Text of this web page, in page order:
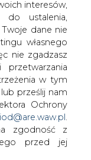
interesów,
ustalenia,
dane nie
własnego
nie zgadzasz
w tym
prześlij nam
Ochrony
iod@are.waw.pl
zgodność z
przed jej
w którym
bez żadnego
zdaniem gazety
gdyż kaliscy
ostatnim czasie
liczników,
licznika energii
Sztucznie
się jak szalony,
poboru- pisze